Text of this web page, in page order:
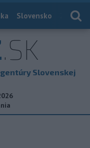
Slovensko
.SK
Slovenskej